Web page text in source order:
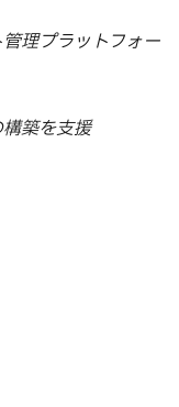
理プラットフォー
築を支援